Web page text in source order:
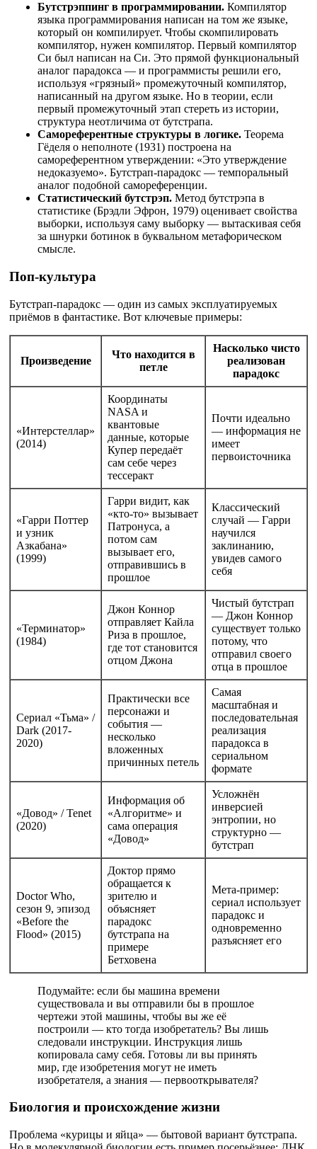
Бутстрэппинг в программировании. Компилятор
языка программирования написан на том же языке,
который он компилирует. Чтобы скомпилировать
компилятор, нужен компилятор. Первый компилятор
Си был написан на Си. Это прямой функциональный
аналог парадокса — и программисты решили его,
используя «грязный» промежуточный компилятор,
написанный на другом языке. Но в теории, если
первый промежуточный этап стереть из истории,
структура неотличима от бутстрапа.
Самореферентные структуры в логике. Теорема
Гёделя о неполноте (1931) построена на
самореферентном утверждении: «Это утверждение
недоказуемо». Бутстрап-парадокс — темпоральный
аналог подобной самореференции.
Статистический бутстрэп. Метод бутстрэпа в
статистике (Брэдли Эфрон, 1979) оценивает свойства
выборки, используя саму выборку — вытаскивая себя
за шнурки ботинок в буквальном метафорическом
смысле.
Поп-культура
Бутстрап-парадокс — один из самых эксплуатируемых
приёмов в фантастике. Вот ключевые примеры:
Произведение
Что находится в
петле
Насколько чисто
реализован
парадокс
«Интерстеллар»
(2014)
Координаты
NASA и
квантовые
данные, которые
Купер передаёт
сам себе через
тессеракт
Почти идеально
— информация не
имеет
первоисточника
«Гарри Поттер
и узник
Азкабана»
(1999)
Гарри видит, как
«кто-то» вызывает
Патронуса, а
потом сам
вызывает его,
отправившись в
прошлое
Классический
случай — Гарри
научился
заклинанию,
увидев самого
себя
«Терминатор»
(1984)
Джон Коннор
отправляет Кайла
Риза в прошлое,
где тот становится
отцом Джона
Чистый бутстрап
— Джон Коннор
существует только
потому, что
отправил своего
отца в прошлое
Сериал «Тьма» /
Dark (2017-
2020)
Практически все
персонажи и
события —
несколько
вложенных
причинных петель
Самая
масштабная и
последовательная
реализация
парадокса в
сериальном
формате
«Довод» / Tenet
(2020)
Информация об
«Алгоритме» и
сама операция
«Довод»
Усложнён
инверсией
энтропии, но
структурно —
бутстрап
Doctor Who,
сезон 9, эпизод
«Before the
Flood» (2015)
Доктор прямо
обращается к
зрителю и
объясняет
парадокс
бутстрапа на
примере
Бетховена
Мета-пример:
сериал использует
парадокс и
одновременно
разъясняет его
Подумайте: если бы машина времени
существовала и вы отправили бы в прошлое
чертежи этой машины, чтобы вы же её
построили — кто тогда изобретатель? Вы лишь
следовали инструкции. Инструкция лишь
копировала саму себя. Готовы ли вы принять
мир, где изобретения могут не иметь
изобретателя, а знания — первооткрывателя?
Биология и происхождение жизни
Проблема «курицы и яйца» — бытовой вариант бутстрапа.